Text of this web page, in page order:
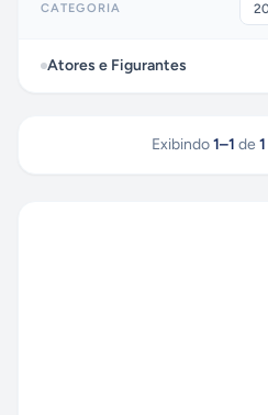
CATEGORIA
Atores e Figurantes
Exibindo 1–1 de 1